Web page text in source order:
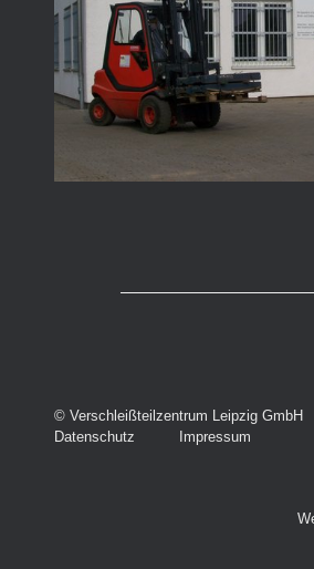
­© Verschleißteilzentrum Leipzig
Datenschutz
Impressum